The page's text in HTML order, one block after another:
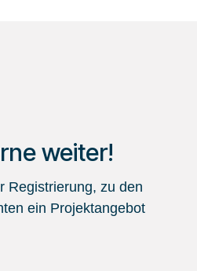
weiter!
Registrierung, zu den
ein Projektangebot